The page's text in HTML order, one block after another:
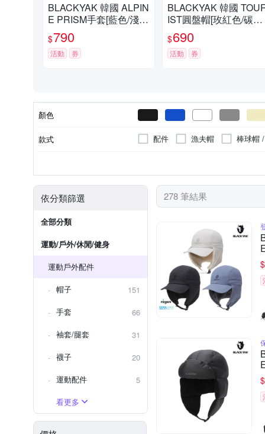
BLACKYAK 韓國 ALPIN
E PRISM手套[藍色/淺卡
其]春夏 防曬手套 運動手
套 中性款 BYCB1NAN0
1
$790
活動 券
BLACKYAK 韓國
IST圓盤帽[玫紅色/碳灰/
海軍藍]BYBB2NAF03
秋冬 遮陽帽 圓盤帽 保
帽 中性款
$690
活動 券
顏色
款式 配件 漁夫帽
棒球帽
依分類篩選
全部分類
運動/戶外/休閒/健身
運動戶外配件
帽子
151
手套
66
袖套/腿套
31
襪子
20
運動配件
5
看更多
278 筆結果
$
$